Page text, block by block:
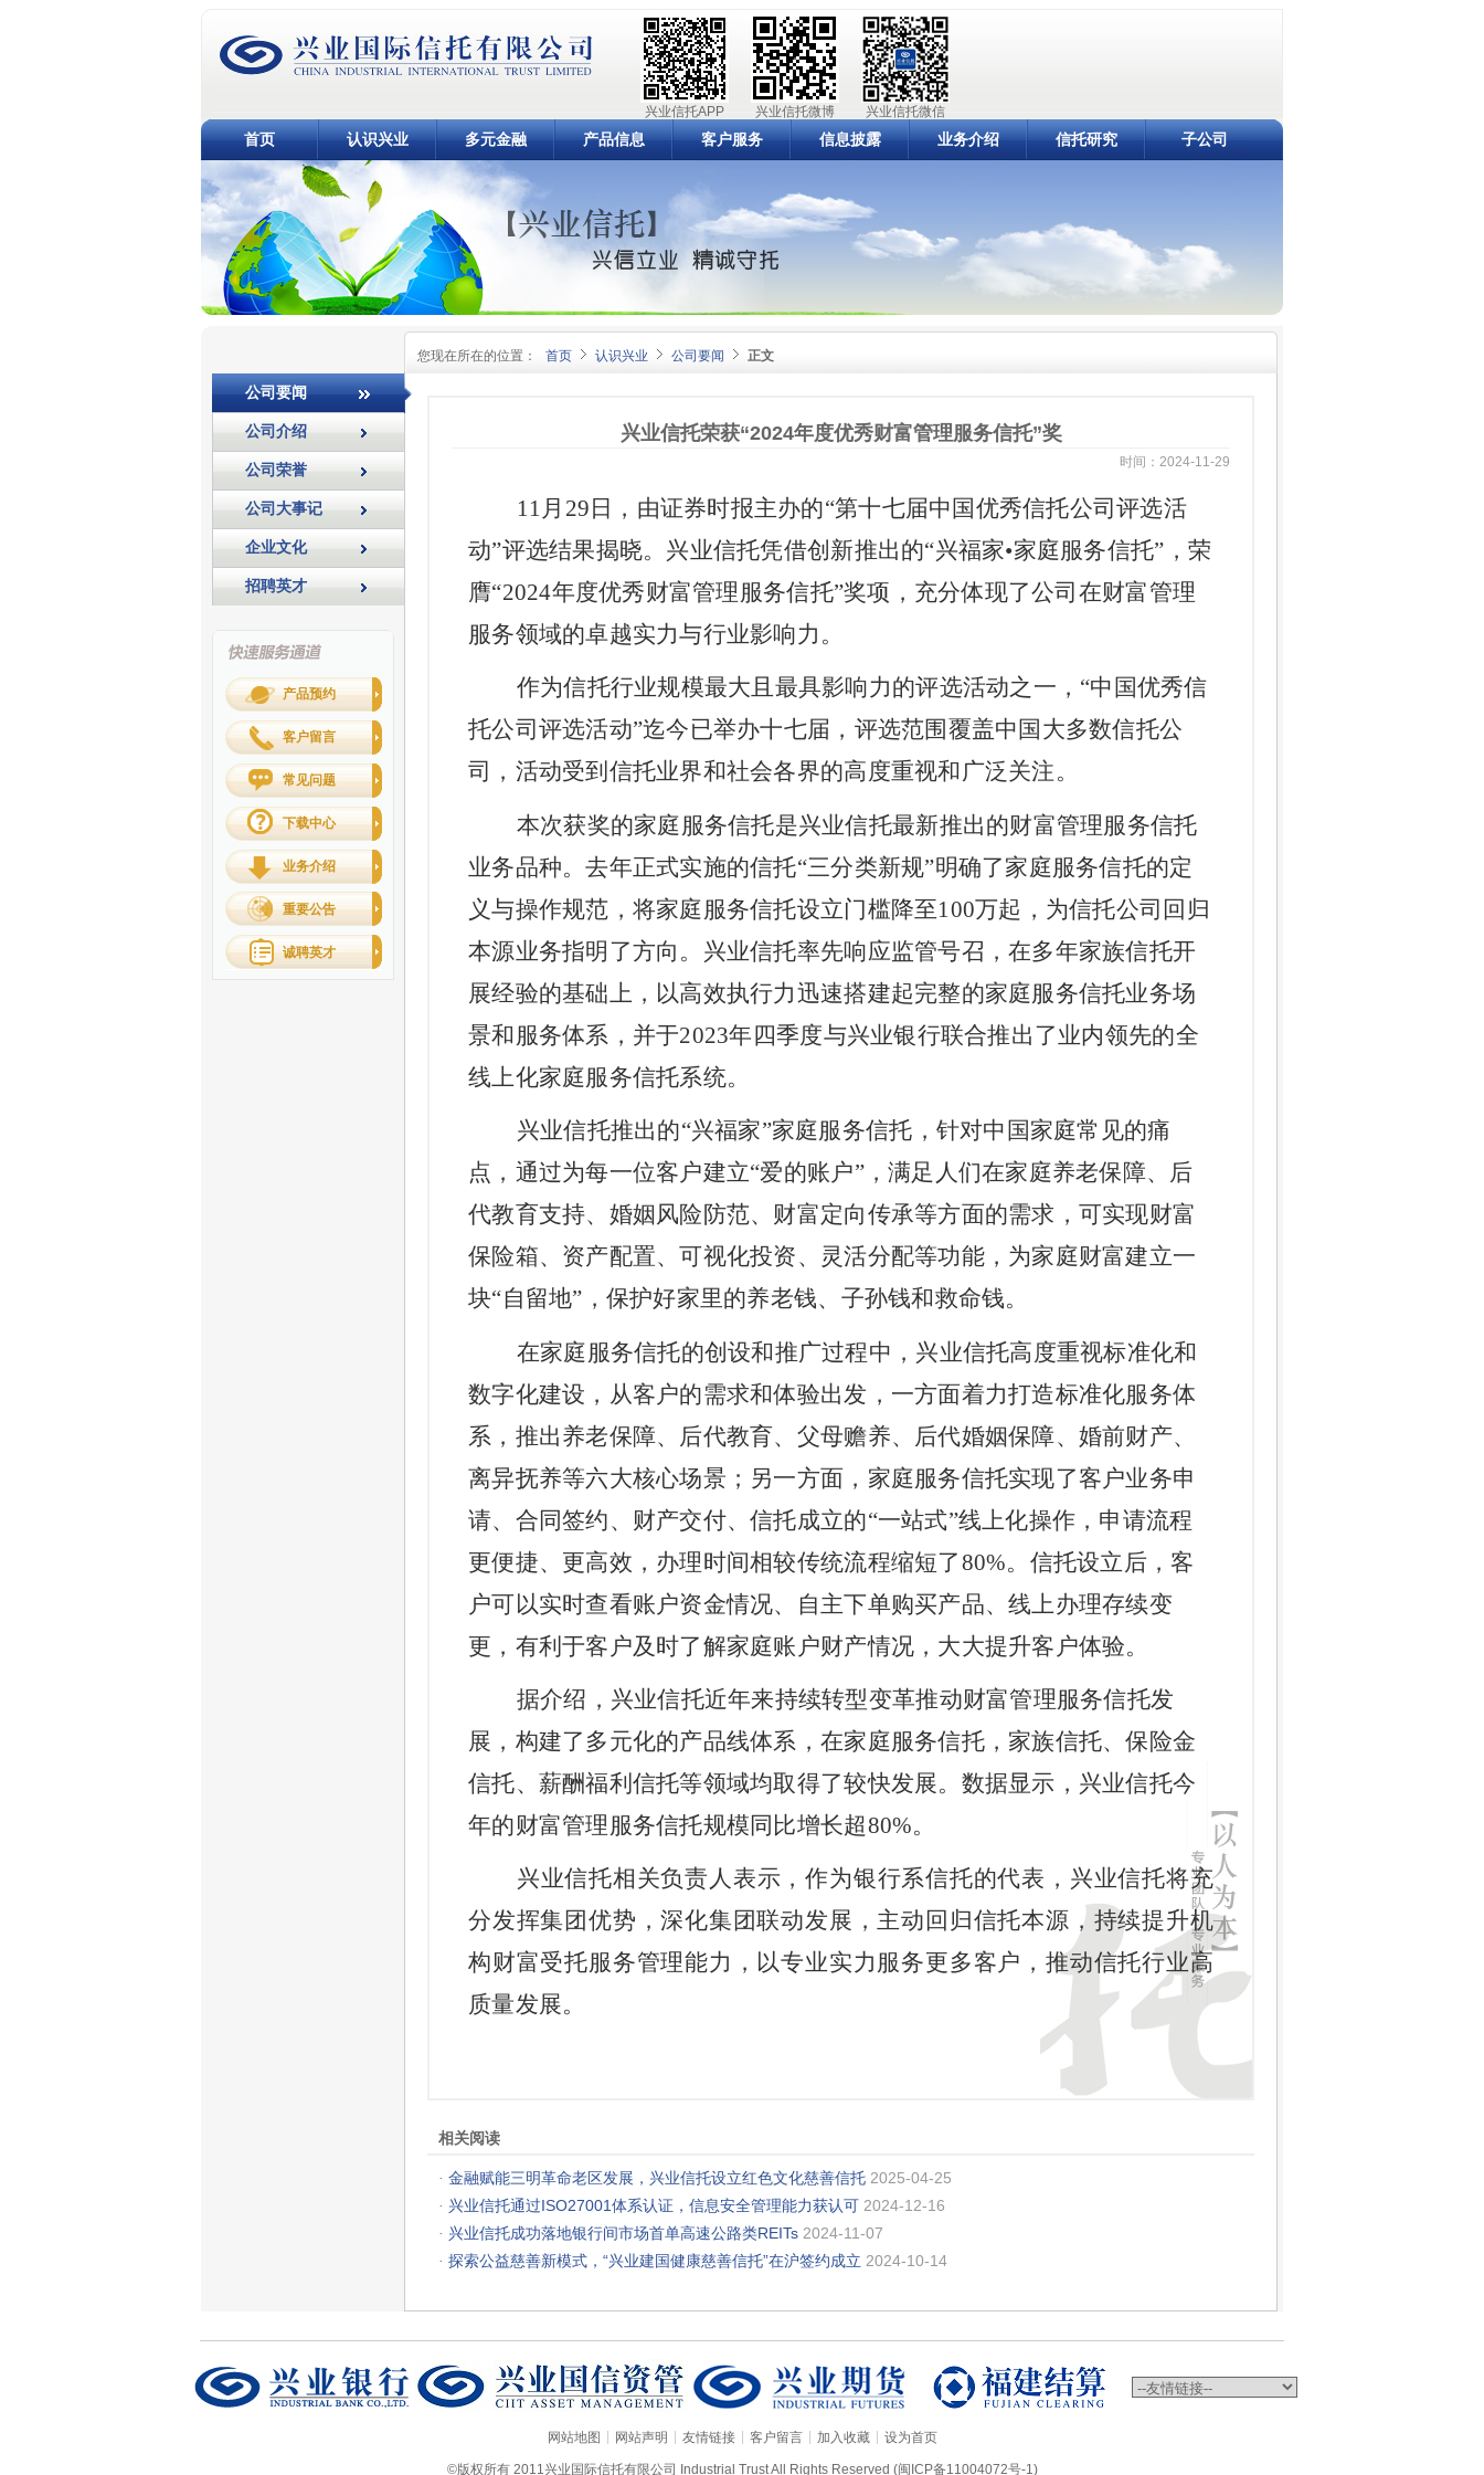
兴业信托微信
兴业信托微博
兴业信托APP
首页 认识兴业 多元金融 产品信息 客户服务 信息披露 业务介绍 信托研究 子公司
您现在所在的位置： 首页 认识兴业 公司要闻 正文
公司要闻
公司介绍
公司荣誉
公司大事记
企业文化
招聘英才
产品预约
客户留言
常见问题
下载中心
业务介绍
重要公告
诚聘英才
兴业信托荣获“2024年度优秀财富管理服务信托”奖
时间：2024-11-29
11月29日，由证券时报主办的“第十七届中国优秀信托公司评选活
动”评选结果揭晓。兴业信托凭借创新推出的“兴福家•家庭服务信托”，荣
膺“2024年度优秀财富管理服务信托”奖项，充分体现了公司在财富管理
服务领域的卓越实力与行业影响力。
作为信托行业规模最大且最具影响力的评选活动之一， “中国优秀信
托公司评选活动”迄今已举办十七届，评选范围覆盖中国大多数信托公
司，活动受到信托业界和社会各界的高度重视和广泛关注。
本次获奖的家庭服务信托是兴业信托最新推出的财富管理服务信托
业务品种。去年正式实施的信托“三分类新规”明确了家庭服务信托的定
义与操作规范，将家庭服务信托设立门槛降至100万起，为信托公司回归
本源业务指明了方向。兴业信托率先响应监管号召，在多年家族信托开
展经验的基础上，以高效执行力迅速搭建起完整的家庭服务信托业务场
景和服务体系，并于2023年四季度与兴业银行联合推出了业内领先的全
线上化家庭服务信托系统。
兴业信托推出的“兴福家”家庭服务信托，针对中国家庭常见的痛
点，通过为每一位客户建立“爱的账户”，满足人们在家庭养老保障、后
代教育支持、婚姻风险防范、财富定向传承等方面的需求，可实现财富
保险箱、资产配置、可视化投资、灵活分配等功能，为家庭财富建立一
块“自留地”，保护好家里的养老钱、子孙钱和救命钱。
在家庭服务信托的创设和推广过程中，兴业信托高度重视标准化和
数字化建设，从客户的需求和体验出发，一方面着力打造标准化服务体
系，推出养老保障、后代教育、父母赡养、后代婚姻保障、婚前财产、
离异抚养等六大核心场景；另一方面，家庭服务信托实现了客户业务申
请、合同签约、财产交付、信托成立的“一站式”线上化操作，申请流程
更便捷、更高效，办理时间相较传统流程缩短了80%。信托设立后，客
户可以实时查看账户资金情况、自主下单购买产品、线上办理存续变
更，有利于客户及时了解家庭账户财产情况，大大提升客户体验。
据介绍，兴业信托近年来持续转型变革推动财富管理服务信托发
展，构建了多元化的产品线体系，在家庭服务信托，家族信托、保险金
信托、薪酬福利信托等领域均取得了较快发展。数据显示，兴业信托今
年的财富管理服务信托规模同比增长超80%。
兴业信托相关负责人表示，作为银行系信托的代表，兴业信托将充
分发挥集团优势，深化集团联动发展，主动回归信托本源，持续提升机
构财富受托服务管理能力，以专业实力服务更多客户，推动信托行业高
质量发展。
相关阅读
· 金融赋能三明革命老区发展，兴业信托设立红色文化慈善信托 2025-04-25
· 兴业信托通过ISO27001体系认证，信息安全管理能力获认可 2024-12-16
· 兴业信托成功落地银行间市场首单高速公路类REITs 2024-11-07
· 探索公益慈善新模式，“兴业建国健康慈善信托”在沪签约成立 2024-10-14
网站地图 网站声明 友情链接 客户留言 加入收藏 设为首页
©版权所有 2011兴业国际信托有限公司 Industrial Trust All Rights Reserved (闽ICP备11004072号-1)